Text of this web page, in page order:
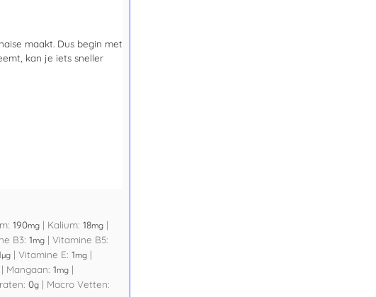
maakt. Dus begin met
kan je iets sneller
190mg | Kalium: 18mg |
B3: 1mg | Vitamine B5:
µg | Vitamine E: 1mg |
| Mangaan: 1mg |
0g | Macro Vetten: